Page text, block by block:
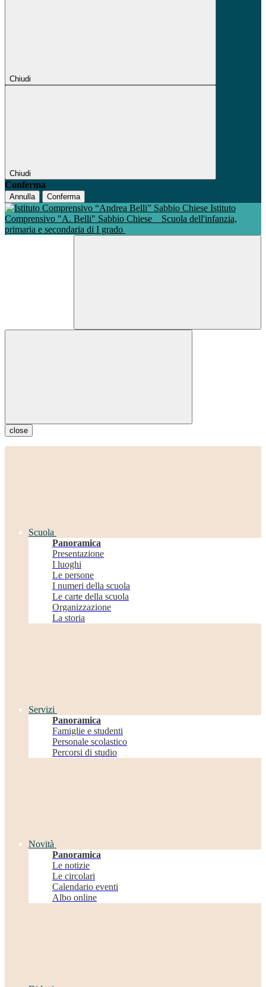
Chiudi
Chiudi
Conferma
Annulla Conferma
Istituto
Comprensivo "A. Belli" Sabbio Chiese
Scuola dell'infanzia,
primaria e secondaria di I grado
close
Scuola
Panoramica
Presentazione
I luoghi
Le persone
I numeri della scuola
Le carte della scuola
Organizzazione
La storia
Servizi
Panoramica
Famiglie e studenti
Personale scolastico
Percorsi di studio
Novità
Panoramica
Le notizie
Le circolari
Calendario eventi
Albo online